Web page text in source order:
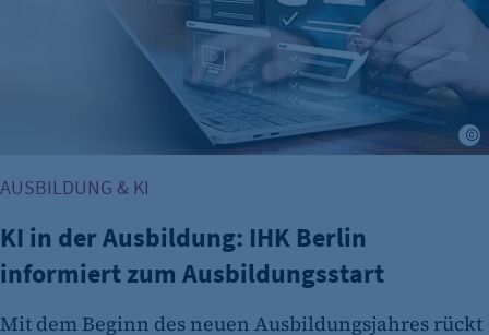
fe_typo_user
Anbieter:
CMS TYPO3
Session-Cookie für die Verwaltung von
Benutzer-Sessions (z. B. bei Login, Umfrage
Identifizierung verwendet.
AUSBILDUNG & KI
KI in der Ausbildung: IHK Berlin
informiert zum Ausbildungsstart
Mit dem Beginn des neuen Ausbildungsjahres rückt